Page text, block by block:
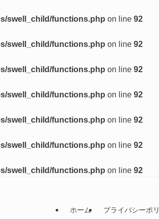
swell_child/functions.php on line 92
swell_child/functions.php on line 92
swell_child/functions.php on line 92
swell_child/functions.php on line 92
swell_child/functions.php on line 92
swell_child/functions.php on line 92
swell_child/functions.php on line 92
ホーム プライバシーポ